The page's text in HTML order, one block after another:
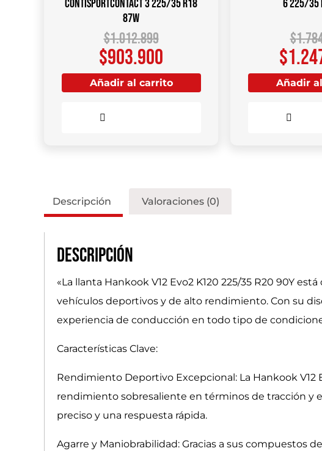
CONTISPORTCONTACT 3 225/35 R18
87W
$1.012.899
$903.900
Añadir al carrito
6 225/35
$
$
Añadir
Descripción Valoraciones (0)
Descripción
«La llanta Hankook V12 Evo2 K120 225/35 R20 90Y
vehículos deportivos y de alto rendimiento. Con su
experiencia de conducción en todo tipo de
Características Clave:
Rendimiento Deportivo Excepcional: La Hankook
rendimiento sobresaliente en términos de tracción y
preciso y una respuesta rápida.
Agarre y Maniobrabilidad: Gracias a sus compuestos